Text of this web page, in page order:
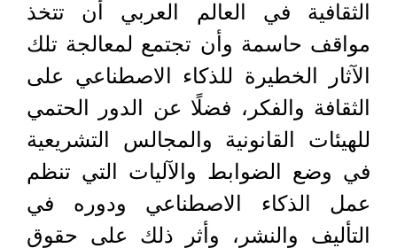
الثقافية في العالم العربي أن تتخذ
مواقف حاسمة وأن تجتمع لمعالجة تلك
الآثار الخطيرة للذكاء الاصطناعي على
الثقافة والفكر، فضلًا عن الدور الحتمي
للهيئات القانونية والمجالس التشريعية
في وضع الضوابط والآليات التي تنظم
عمل الذكاء الاصطناعي ودوره في
التأليف والنشر، وأثر ذلك على حقوق